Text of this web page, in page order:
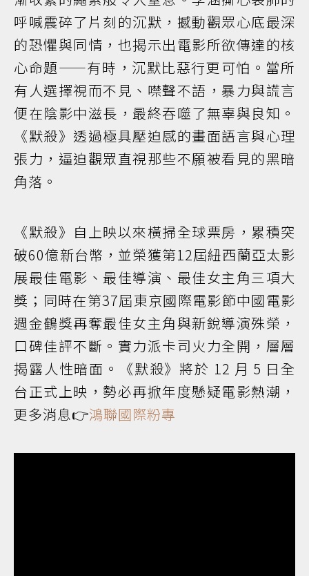
呼喊震碎了片刻的沉默，撼動觀眾心底最深
的恐懼與同情，也揭示出電影所欲傳達的核
心命題——有時，沉默比惡行更可怕。當所
有人選擇視而不見、噤聲不語，暴力與謊言
便在陰影中滋長，最終吞噬了無辜與良知。
《默殺》透過極具壓迫感的畫面語言與心理
張力，逼迫觀眾直視那些不願被看見的黑暗
角落。
《默殺》自上映以來橫掃全球票房，累積突
破60億新台幣，並榮獲第12屆紐西蘭亞太影
展最佳電影、最佳導演、最佳女主角三項大
獎；同時在第37屆東京國際電影節中國電影
週金鶴獎再奪最佳女主角與新銳導演殊榮，
口碑佳評不斷。實力派卡司火力全開，層層
揭露人性暗面。《默殺》將於 12 月 5 日全
台正式上映，勢必再掀年度懸疑電影熱潮，
更多消息👉鴻聯國際粉專